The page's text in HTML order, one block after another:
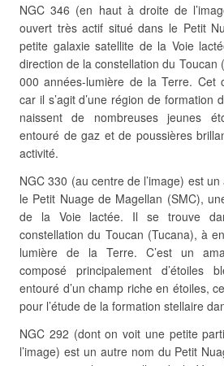
NGC 346 (en haut à droite de
ouvert très actif situé dans le Petit
petite galaxie satellite de la Voie
direction de la constellation du Toucan
000 années-lumière de la Terre. Cet
car il s’agit d’une région de formation
naissent de nombreuses jeunes
entouré de gaz et de poussières
activité.
NGC 330 (au centre de l’image) est
le Petit Nuage de Magellan (SMC),
de la Voie lactée. Il se trouve
constellation du Toucan (Tucana), à
lumière de la Terre. C’est un
composé principalement d’étoiles
entouré d’un champ riche en étoiles,
pour l’étude de la formation stellaire
NGC 292 (dont on voit une petite
l’image) est un autre nom du Petit